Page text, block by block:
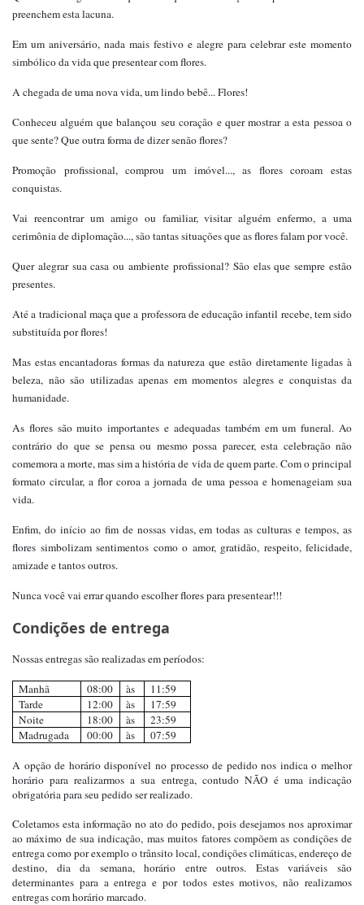
preenchem esta lacuna.
Em um aniversário, nada mais festivo e alegre para celebrar este momento
simbólico da vida que presentear com flores.
A chegada de uma nova vida, um lindo bebê... Flores!
Conheceu alguém que balançou seu coração e quer mostrar a esta pessoa o
que sente? Que outra forma de dizer senão flores?
Promoção profissional, comprou um imóvel..., as flores coroam estas
conquistas.
Vai reencontrar um amigo ou familiar, visitar alguém enfermo, a uma
cerimônia de diplomação..., são tantas situações que as flores falam por você.
Quer alegrar sua casa ou ambiente profissional? São elas que sempre estão
presentes.
Até a tradicional maça que a professora de educação infantil recebe, tem sido
substituída por flores!
Mas estas encantadoras formas da natureza que estão diretamente ligadas à
beleza, não são utilizadas apenas em momentos alegres e conquistas da
humanidade.
As flores são muito importantes e adequadas também em um funeral. Ao
contrário do que se pensa ou mesmo possa parecer, esta celebração não
comemora a morte, mas sim a história de vida de quem parte. Com o principal
formato circular, a flor coroa a jornada de uma pessoa e homenageiam sua
vida.
Enfim, do início ao fim de nossas vidas, em todas as culturas e tempos, as
flores simbolizam sentimentos como o amor, gratidão, respeito, felicidade,
amizade e tantos outros.
Nunca você vai errar quando escolher flores para presentear!!!
Condições de entrega
Nossas entregas são realizadas em períodos:
Manhã 08:00 às
11:59
Tarde
12:00 às
17:59
Noite
18:00 às
23:59
Madrugada
00:00 às 07:59
A opção de horário disponível no processo de pedido nos indica o melhor
horário para realizarmos a sua entrega, contudo NÃO é uma indicação
obrigatória para seu pedido ser realizado.
Coletamos esta informação no ato do pedido, pois desejamos nos aproximar
ao máximo de sua indicação, mas muitos fatores compõem as condições de
entrega como por exemplo o trânsito local, condições climáticas, endereço de
destino, dia da semana, horário entre outros. Estas variáveis são
determinantes para a entrega e por todos estes motivos, não realizamos
entregas com horário marcado.